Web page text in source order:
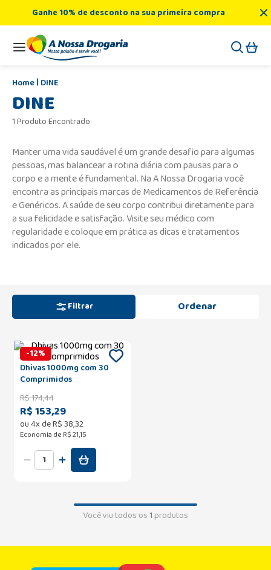
Ganhe 10% de desconto na sua primeira compra
DINE
DINE
1 Produto Encontrado
Manter uma vida saudável é um grande desafio para algumas
pessoas, mas balancear a rotina diária com pausas para o
corpo e a mente é fundamental. Na A Nossa Drogaria você
encontra as principais marcas de Medicamentos de Referência
e Genéricos. A saúde de seu corpo contribui diretamente para
a sua felicidade e satisfação. Visite seu médico com
regularidade e coloque em prática as dicas e tratamentos
indicados por ele.
Filtrar
-12%
Dhivas 1000mg com 30
Comprimidos
R$174,44
R$ 153,29
ou4x deR$38,32
Economia de R$ 21,15
Você viu todos os1produtos